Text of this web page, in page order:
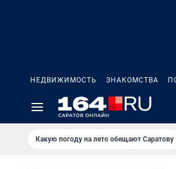
НЕДВИЖИМОСТЬ ЗНАКОМСТВА
Какую погоду на лето обещают Саратову